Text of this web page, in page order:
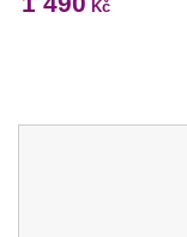
Kč